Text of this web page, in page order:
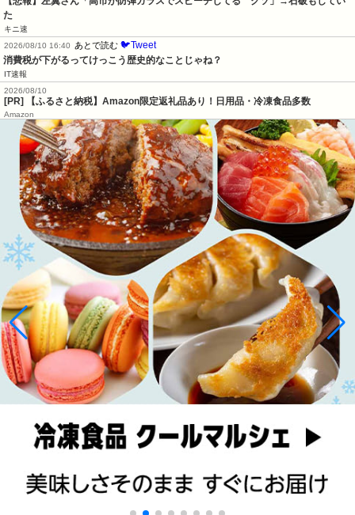
た
キニ速
2026/08/10 16:40
あとで読む 🐦Tweet
消費税が下がるってけっこう歴史的なことじゃね？
IT速報
2026/08/10
[PR] 【ふるさと納税】Amazon限定返礼品あり！日用品・冷凍食品多数
Amazon